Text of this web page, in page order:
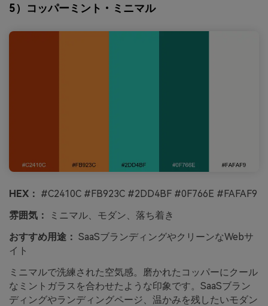
5）コッパーミント・ミニマル
HEX： #C2410C #FB923C #2DD4BF #0F766E #FAFAF9
雰囲気：
ミニマル、モダン、落ち着き
おすすめ用途： SaaSブランディングやクリーンなWebサ
イト
ミニマルで洗練された空気感。磨かれたコッパーにクール
なミントガラスを合わせたような印象です。SaaSブラン
ディングやランディングページ、温かみを残したいモダン